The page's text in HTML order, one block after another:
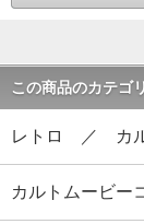
この商品のカテゴ
レトロ ／ カ
カルトムービー